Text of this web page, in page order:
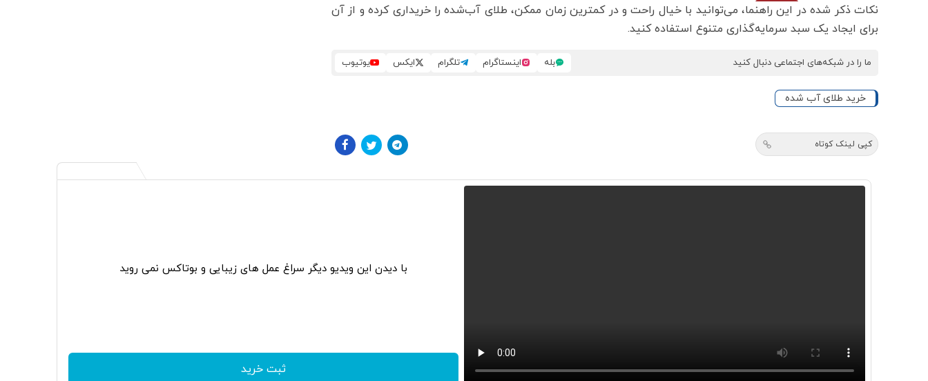
نکات ذکر شده در این راهنما، می‌توانید با خیال راحت و در کمترین زمان ممکن، طلای آب‌شده را خریداری کرده و از آن
برای ایجاد یک سبد سرمایه‌گذاری متنوع استفاده کنید.
ما را در شبکه‌های اجتماعی دنبال کنید بله اینستاگرام تلگرام ایکس یوتیوب
خرید طلای آب شده
کپی لینک کوتاه
با دیدن این ویدیو دیگر سراغ عمل های زیبایی و بوتاکس نمی روید
ثبت خرید